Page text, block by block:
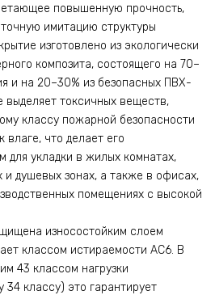
повышенную прочность,
имитацию структуры
изготовлено из экологически
композита, состоящего на 70–
и на 20–30% из безопасных ПВХ-
выделяет токсичных веществ,
классу пожарной безопасности
влаге, что делает его
для укладки в жилых комнатах,
и душевых зонах, а также в офисах,
помещениях с высокой
износостойким слоем
классом истираемости AC6. В
43 классом нагрузки
34 классу) это гарантирует